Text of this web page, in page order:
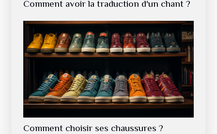
Comment avoir la traduction d'un chant ?
Comment choisir ses chaussures ?